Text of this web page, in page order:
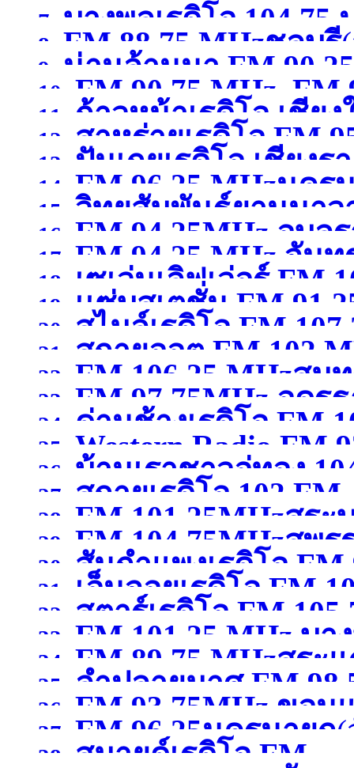
อุดรธานี(จังหวัดอุดรธา
7. บางพูลเรดิโอ 104.75
8. FM 88.75 MHzชลบุรี
9. น่านล้านนา FM
10. FM 90.75 MHz, FM
11. ก้าวหน้าเรดิโอ เชียง
12. สาหร่ายเรดิโอ FM
13. ปันเกยเรดิโอ เชียงร
14. FM 96.25 MHzนคร
15.
วิทยุสัมพันธ์ยานนาว
MHzกรุงเทพมหานคร(
16. FM 94.25MHz อุบล
17. FM 94.25 MHz จันท
18.
เซเว่นเลิฟเว่อร์ FM
สุพรรณบุรี )
19. เเซ่บสเตชั่น
20. สไมล์เรดิโอ FM
21. สกายออต FM 102
22. FM 106.25 MHzสมุ
)
23. FM 97.75MHz อุดร
24.
ด่านช้างเรดิโอ FM
สุพรรณบุรี )
25.
Western Radio
)
26.
บ้านเราชาวอู่ทอง
สุพรรณบุรี )
27. สกายเรดิโอ 102 FM
28. FM 101.25MHzสระ
29. FM 104.75MHzสุพ
30.
สันกำแพงเรดิโอ FM
เชียงใหม่ )
31.
เอ็นจอยเรดิโอ FM
ขอนแก่น )
32.
สตาร์เรดิโอ FM
เชียงราย )
33. FM 101.25 MHz บา
สมุทรปราการ )
34. FM 89.75 MHzสระ
35. ลำปลายมาศ FM
36. FM 93.75MHz ขอน
37. FM 96.25นครนายก
38. สมายด์เรดิโอ FM